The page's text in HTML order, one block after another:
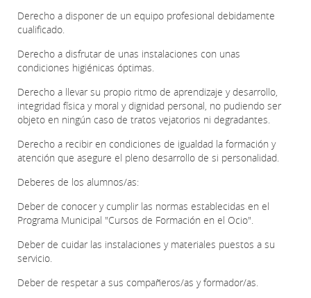
Derecho a disponer de un equipo profesional debidamente
cualificado.
Derecho a disfrutar de unas instalaciones con unas
condiciones higiénicas óptimas.
Derecho a llevar su propio ritmo de aprendizaje y desarrollo,
integridad física y moral y dignidad personal, no pudiendo ser
objeto en ningún caso de tratos vejatorios ni degradantes.
Derecho a recibir en condiciones de igualdad la formación y
atención que asegure el pleno desarrollo de si personalidad.
Deberes de los alumnos/as:
Deber de conocer y cumplir las normas establecidas en el
Programa Municipal "Cursos de Formación en el Ocio".
Deber de cuidar las instalaciones y materiales puestos a su
servicio.
Deber de respetar a sus compañeros/as y formador/as.